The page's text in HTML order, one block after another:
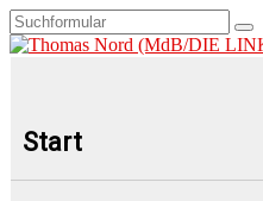
Start